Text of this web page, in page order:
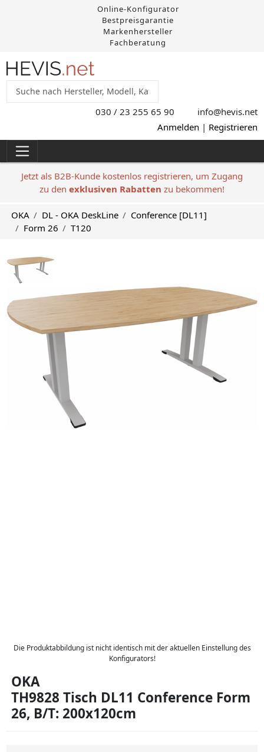
Online-Konfigurator
Bestpreisgarantie
Markenhersteller
Fachberatung
030 / 23 255 65 90 info@hevis.net
Anmelden | Registrieren
Jetzt als B2B-Kunde kostenlos registrieren, um Zugang
zu den exklusiven Rabatten zu bekommen!
OKA DL - OKA DeskLine
Conference [DL11]
Form 26
T120
Die Produktabbildung ist nicht identisch mit der aktuellen Einstellung des
Konfigurators!
OKA
TH9828 Tisch DL11 Conference Form
26, B/T: 200x120cm